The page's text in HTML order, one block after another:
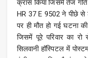
क्रास किया जिसमें तेज
HR 37 E 9502 ने पीछे
पर ही मौत हो गई घटना
जिसमें पूरे परिवार का
सिलवानी हॉस्पिटल में